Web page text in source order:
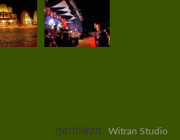
gentileza: Witran Studio